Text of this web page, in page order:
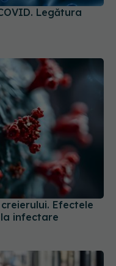
Legătura
Efectele
infectare